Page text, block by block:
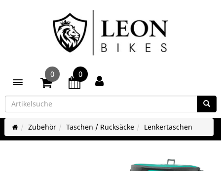
Toggle navigation
0 0
Zubehör Taschen / Rucksäcke Lenkertaschen